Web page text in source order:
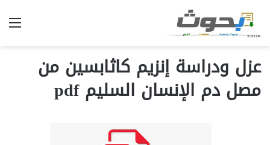
عزل ودراسة إنزيم كاثابسين من
مصل دم الإنسان السليم pdf